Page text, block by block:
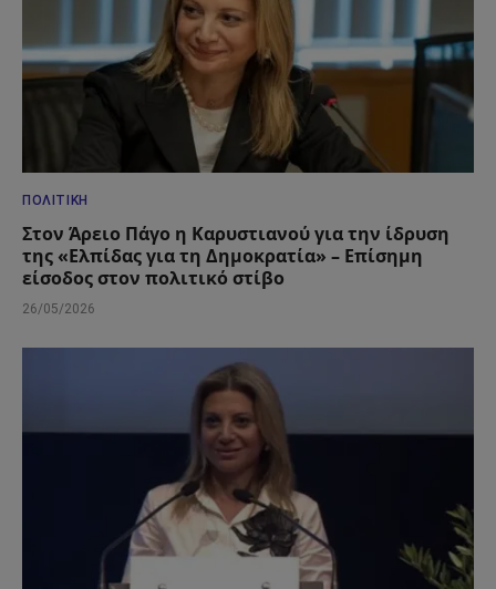
ΠΟΛΙΤΙΚΉ
Στον Άρειο Πάγο η Καρυστιανού για την ίδρυση
της «Ελπίδας για τη Δημοκρατία» – Επίσημη
είσοδος στον πολιτικό στίβο
26/05/2026